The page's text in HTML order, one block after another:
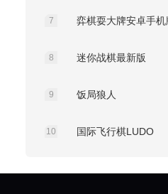
7 弈棋耍大牌安卓手机
8 迷你战棋最新版
9 饭局狼人
10 国际飞行棋LUDO